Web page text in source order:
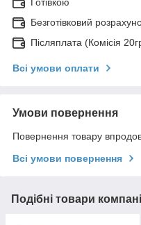
Безготівковий
Післяплата (Комісія
Всі умови оплати
Умови повернення
Повернення товару
Всі умови повернення
Подібні товари